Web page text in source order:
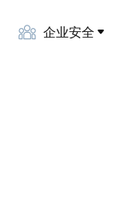
企业安全